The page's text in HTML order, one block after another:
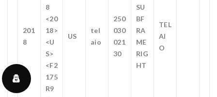
201
8
8
<20
18>
<U
S>
<F2
175
R9
US
tel
aio
250
030
021
30
SU
BF
RA
ME
RIG
HT
TEL
AI
O